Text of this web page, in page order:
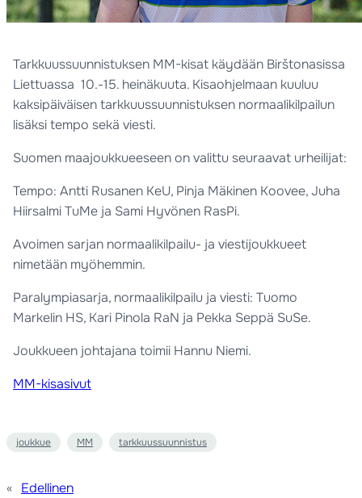
Tarkkuussuunnistuksen MM-kisat käydään Birštonasissa
Liettuassa 10.-15. heinäkuuta. Kisaohjelmaan kuuluu
kaksipäiväisen tarkkuussuunnistuksen normaalikilpailun
lisäksi tempo sekä viesti.
Suomen maajoukkueeseen on valittu seuraavat urheilijat:
Tempo: Antti Rusanen KeU, Pinja Mäkinen Koovee, Juha
Hiirsalmi TuMe ja Sami Hyvönen RasPi.
Avoimen sarjan normaalikilpailu- ja viestijoukkueet
nimetään myöhemmin.
Paralympiasarja, normaalikilpailu ja viesti: Tuomo
Markelin HS, Kari Pinola RaN ja Pekka Seppä SuSe.
Joukkueen johtajana toimii Hannu Niemi.
MM-kisasivut
joukkue MM tarkkuussuunnistus
« Edellinen